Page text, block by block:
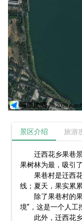
© 2026
景区介绍 旅游
迁西花乡果巷
果树林为最，吸引
果巷村是迁西
线；夏天，果实累
除了果巷村的
境”，这是一个人
此外，迁西花